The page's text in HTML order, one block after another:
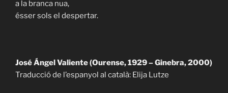
a la branca nua,
ésser sols el despertar.
José Ángel Valiente (Ourense, 1929 – Ginebra, 2000)
Traducció de l’espanyol al català: Elija Lutze